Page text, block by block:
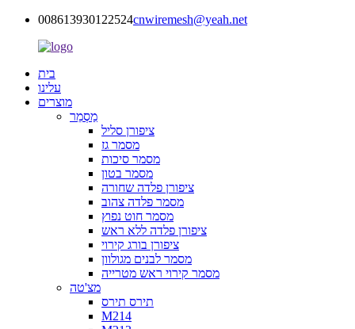
008613930122524cnwiremesh@yeah.net
בית
עלינו
מוצרים
מַסְמֵר
ציפורן סליל
מסמר גז
מסמר סיכות
מסמר בטון
ציפורן פלדה שחורה
מסמר פלדה צהוב
מסמר חוט נפוץ
ציפורן פלדה ללא ראש
ציפורן בורג קירוי
מסמר לבנים מגולוון
מסמר קירוי ראש מטרייה
מצ'טה
תירס תירס
M214